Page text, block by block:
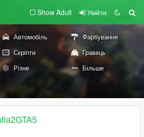
Show Adult Увійти
Автомобіль
Фарбування
Скріпти
Гравець
Різне Більше